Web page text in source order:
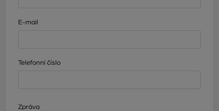
E-mail
Telefonní číslo
Zpráva